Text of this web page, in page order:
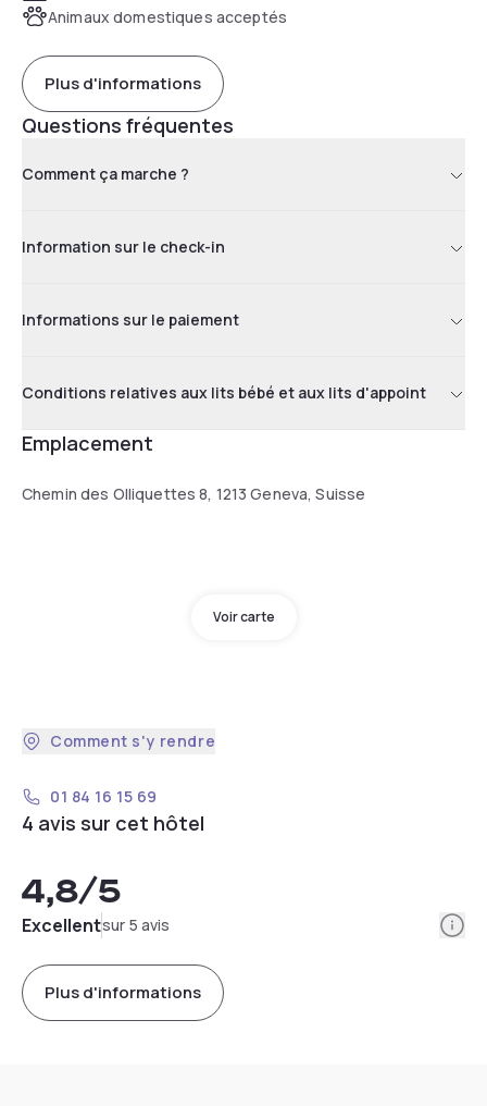
Animaux domestiques acceptés
Plus d'informations
Questions fréquentes
Comment ça marche ?
Information sur le check-in
Informations sur le paiement
Conditions relatives aux lits bébé et aux lits d'appoint
Emplacement
Chemin des Olliquettes 8, 1213 Geneva, Suisse
Voir carte
Comment s'y rendre
01 84 16 15 69
4 avis sur cet hôtel
4,8/5
Excellentsur 5 avis
Plus d'informations